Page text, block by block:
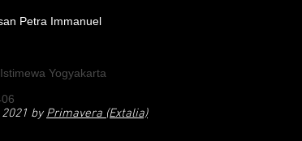
Petra Immanuel
Yogyakarta
by Primavera (Extalia)